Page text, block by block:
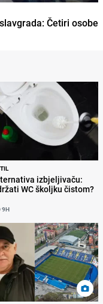
Četiri osobe
izbjeljivaču:
WC školjku čistom?
9H